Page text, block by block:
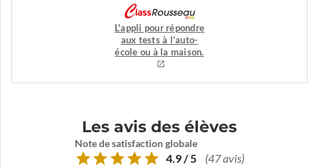
L'appli pour répondre
aux tests à l'auto-
école ou à la maison.
Les avis des élèves
Note de satisfaction globale
4.9 / 5 (47 avis)